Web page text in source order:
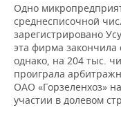
Одно
среднесписочной
зарегистрировано
эта фирма закончила
однако, на 204 тыс.
проиграла
ОАО «Горзеленхоз»
участии в долевом